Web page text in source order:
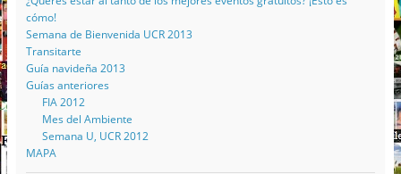
cómo!
Semana de Bienvenida UCR 2013
Transitarte
Guía navideña 2013
Guías anteriores
FIA 2012
Mes del Ambiente
Semana U, UCR 2012
MAPA